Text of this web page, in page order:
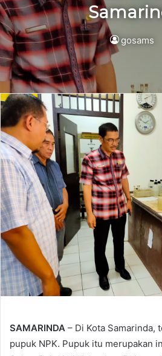
gosams
SAMARINDA – Di Kota Samarinda,
pupuk NPK. Pupuk itu merupakan